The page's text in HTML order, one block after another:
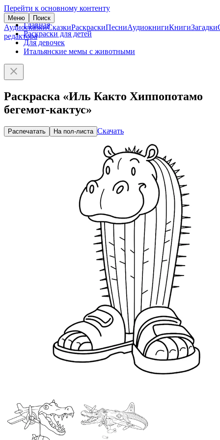
Перейти к основному контенту
Меню Поиск
АудиосказкиСказкиРаскраскиПесниАудиокнигиКнигиЗагадки
редактора
Главная
Раскраски для детей
Для девочек
Итальянские мемы с животными
Раскраска «Иль Както Хиппопотамо
бегемот-кактус»
Распечатать На пол-листа Скачать